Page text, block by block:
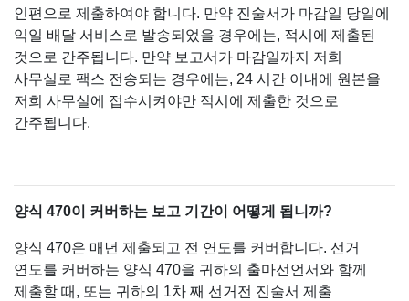
인편으로 제출하여야 합니다. 만약 진술서가 마감일 당일에
익일 배달 서비스로 발송되었을 경우에는, 적시에 제출된
것으로 간주됩니다. 만약 보고서가 마감일까지 저희
사무실로 팩스 전송되는 경우에는, 24 시간 이내에 원본을
저희 사무실에 접수시켜야만 적시에 제출한 것으로
간주됩니다.
양식 470이 커버하는 보고 기간이 어떻게 됩니까?
양식 470은 매년 제출되고 전 연도를 커버합니다. 선거
연도를 커버하는 양식 470을 귀하의 출마선언서와 함께
제출할 때, 또는 귀하의 1차 째 선거전 진술서 제출